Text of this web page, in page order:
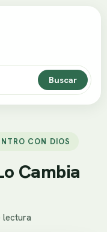
Buscar
CON DIOS
Cambia
lectura